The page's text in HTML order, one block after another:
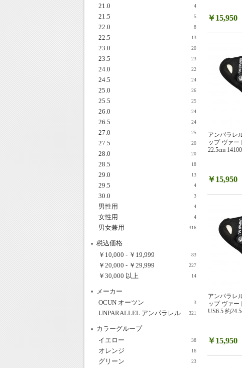
￥15,950
アンパラレ
ップ ヴァー
22.5cm
￥15,950
アンパラレ
ップ ヴァー
US6.5 約
￥15,950
21.0 4
21.5 5
22.0 8
22.5 13
23.0 20
23.5 23
24.0 22
24.5 24
25.0 26
25.5 25
26.0 24
26.5 24
27.0 25
27.5 20
28.0 20
28.5 18
29.0 13
29.5 4
30.0 3
男性用 4
女性用 4
男女兼用 316
税込価格
￥10,000 - ￥19,999 83
￥20,000 - ￥29,999 227
￥30,000 以上 14
メーカー
OCUN オーツン
3
UNPARALLEL アンパラレル 321
カラーグループ
イエロー
38
オレンジ 16
グリーン 23